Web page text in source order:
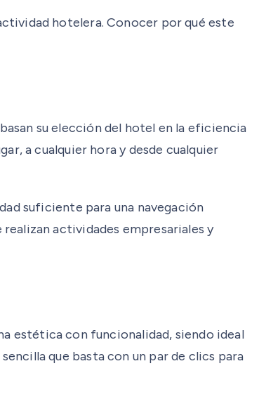
hotelera. Conocer por qué este
su elección del hotel en la eficiencia
a cualquier hora y desde cualquier
suficiente para una navegación
actividades empresariales y
estética con funcionalidad, siendo ideal
que basta con un par de clics para